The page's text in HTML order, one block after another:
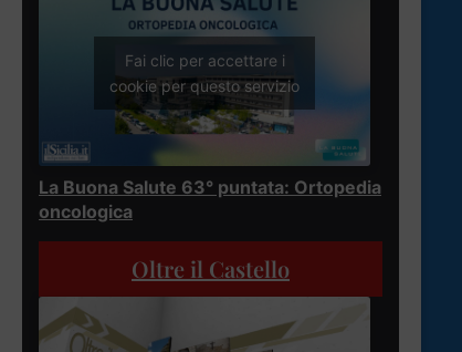
Fai clic per accettare i
cookie per questo servizio
La Buona Salute 63° puntata: Ortopedia
oncologica
Oltre il Castello